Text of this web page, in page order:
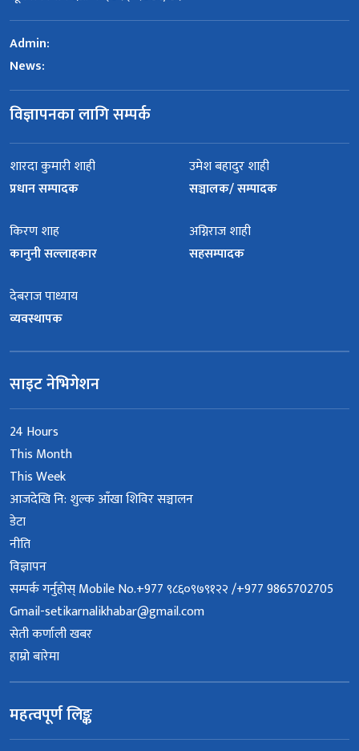
Admin:
News:
विज्ञापनका लागि सम्पर्क
शारदा कुमारी शाही
प्रधान सम्पादक
उमेश बहादुर शाही
सञ्चालक/ सम्पादक
किरण शाह
कानुनी सल्लाहकार
अग्निराज शाही
सहसम्पादक
देबराज पाध्याय
व्यवस्थापक
साइट नेभिगेशन
24 Hours
This Month
This Week
आजदेखि नि: शुल्क आँखा शिविर सञ्चालन
डेटा
नीति
विज्ञापन
सम्पर्क गर्नुहोस् Mobile No.+977 ९८६०९७९१२२ /+977 9865702705
Gmail-setikarnalikhabar@gmail.com
सेती कर्णाली खबर
हाम्रो बारेमा
महत्वपूर्ण लिङ्क